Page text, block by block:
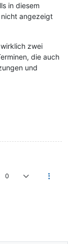
in diesem
angezeigt
zwei
die auch
und
0